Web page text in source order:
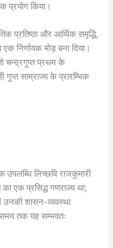
प्रयोग किया।
प्रतिष्ठा और आर्थिक समृद्धि,
निर्णायक मोड़ बना दिया।
चन्द्रगुप्त प्रथम के
गुप्त साम्राज्य के प्रारम्भिक
उपलब्धि लिच्छवि राजकुमारी
एक प्रसिद्ध गणराज्य था,
उनकी शासन-व्यवस्था
तक यह सम्भवतः